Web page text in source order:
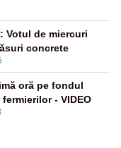
Votul de miercuri
concrete
oră pe fondul
- VIDEO